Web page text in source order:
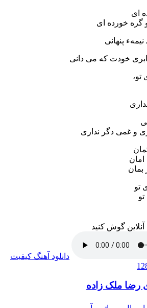
ای
گره خورده ای
پنهانی
خودت که می دانی
تو،
و غمی دگر نداری
امان
بمان
تو
گوش کنید
دانلود آهنگ کیفیت
رضا ملک زاده